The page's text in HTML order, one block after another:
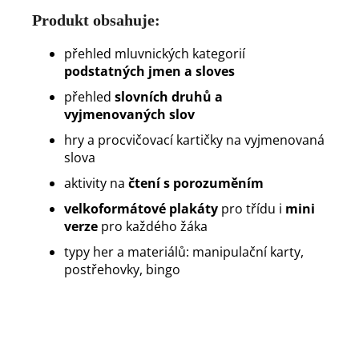
Produkt obsahuje:
přehled mluvnických kategorií
podstatných jmen a sloves
přehled slovních druhů a
vyjmenovaných slov
hry a procvičovací kartičky na vyjmenovaná
slova
aktivity na čtení s porozuměním
velkoformátové plakáty pro třídu i mini
verze pro každého žáka
typy her a materiálů: manipulační karty,
postřehovky, bingo